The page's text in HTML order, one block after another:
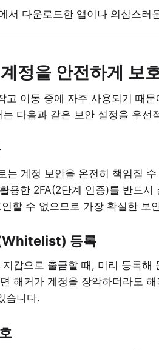
서 다운로드한 앱이나 의심스러
정을 안전하게 보
고 이동 중에 자주 사용되기 때
다음과 같은 보안 설정을 우선
는 계정 보안을 온전히 책임질
용한 2FA(2단계 인증)를 반드시
할 수 없으므로 가장 확실한 보
등록
갑으로 출금할 때, 미리 등록해
해커가 계정을 장악하더라도
습니다.